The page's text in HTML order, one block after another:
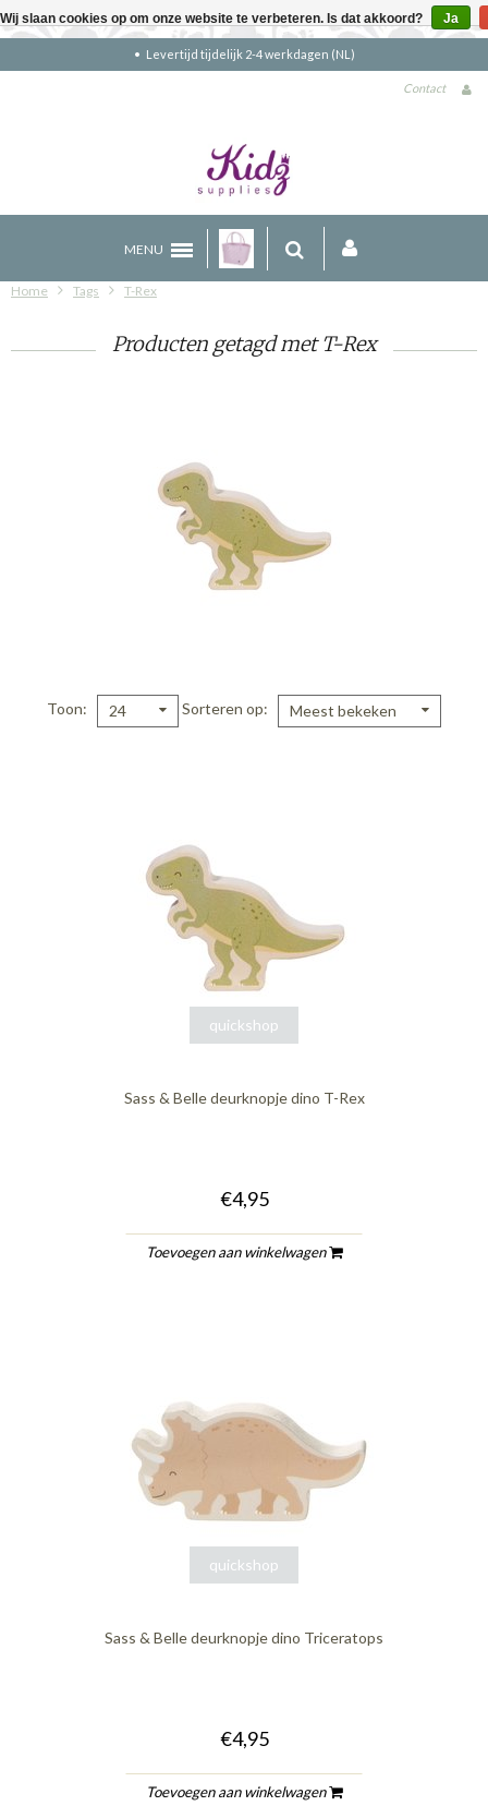
Gratis verzending boven
Contact
MENU
Home Tags T-Rex
Producten getagd met T-Rex
Toon 24 Sorteren op Meest bekeken
quickshop
Sass & Belle deurknopje dino T-Rex
€4,95
Toevoegen aan winkelwagen
quickshop
Sass & Belle deurknopje dino Triceratops
€4,95
Toevoegen aan winkelwagen
Wij slaan cookies op om onze website te verbeteren. Is dat akkoord? Ja